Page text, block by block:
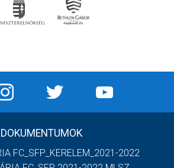
DOKUMENTUMOK
FC_SFP_KERELEM_2021-2022